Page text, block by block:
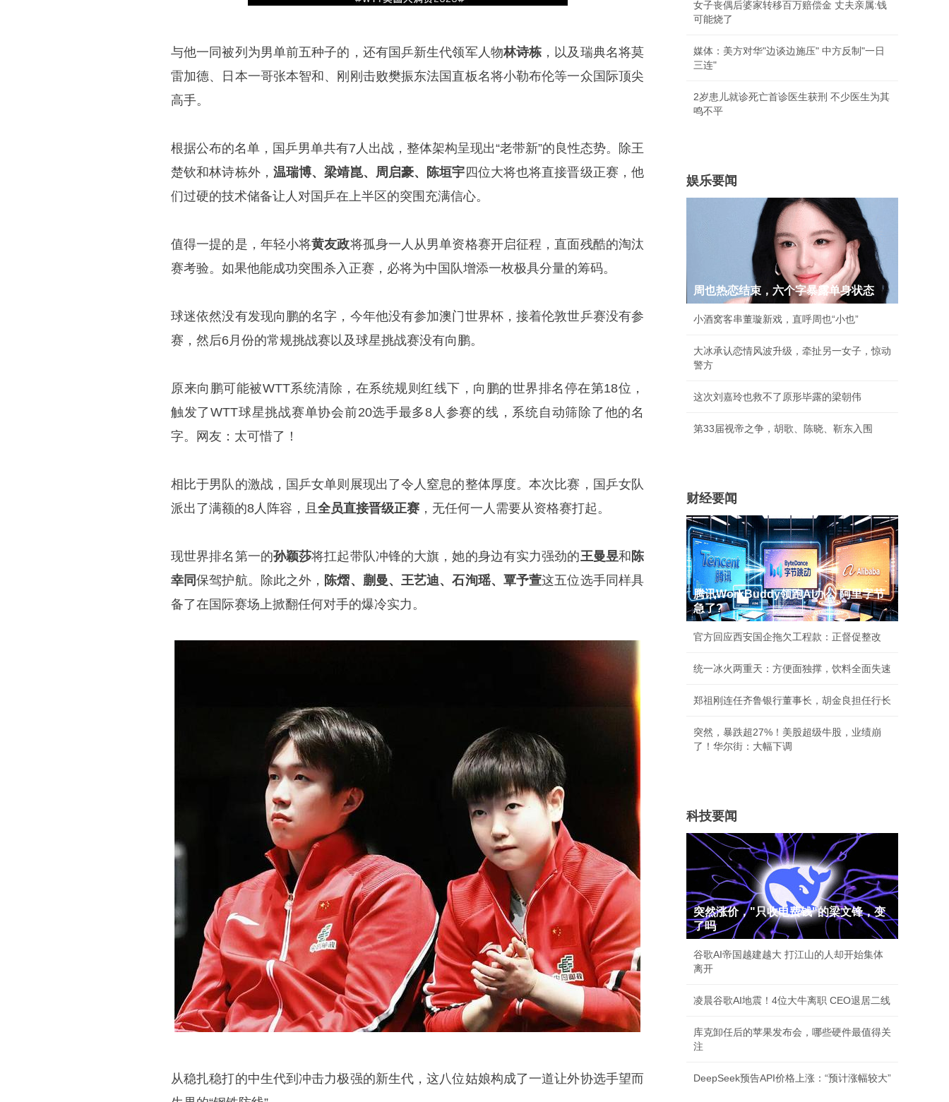
与他一同被列为男单前五种子的，还有国乒新生代领军人物林诗栋 ，以及瑞典名将莫
雷加德、日本一哥张本智和、刚刚击败樊振东法国直板名将小勒布伦等一众国际顶尖
高手。
根据公布的名单，国乒男单共有7人出战，整体架构呈现出“老带新”的良性态势。除王
楚钦和林诗栋外， 温瑞博、梁靖崑、周启豪、陈垣宇 四位大将也将直接晋级正赛，他
们过硬的技术储备让人对国乒在上半区的突围充满信心。
值得一提的是，年轻小将黄友政将孤身一人从男单资格赛开启征程，直面残酷的淘汰
赛考验。如果他能成功突围杀入正赛，必将为中国队增添一枚极具分量的筹码。
球迷依然没有发现向鹏的名字，今年他没有参加澳门世界杯，接着伦敦世乒赛没有参
赛，然后6月份的常规挑战赛以及球星挑战赛没有向鹏。
原来向鹏可能被WTT系统清除，在系统规则红线下，向鹏的世界排名停在第18位，
触发了WTT球星挑战赛单协会前20选手最多8人参赛的线，系统自动筛除了他的名
字。网友：太可惜了！
相比于男队的激战，国乒女单则展现出了令人窒息的整体厚度。本次比赛，国乒女队
派出了满额的8人阵容，且 全员直接晋级正赛 ，无任何一人需要从资格赛打起。
现世界排名第一的孙颖莎将扛起带队冲锋的大旗，她的身边有实力强劲的王曼昱和 陈
幸同保驾护航。除此之外， 陈熠、蒯曼、王艺迪、石洵瑶、覃予萱这五位选手同样具
备了在国际赛场上掀翻任何对手的爆冷实力。
从稳扎稳打的中生代到冲击力极强的新生代，这八位姑娘构成了一道让外协选手望而
女子丧偶后婆家转移百万赔偿金 丈夫亲属:钱
可能烧了
媒体：美方对华"边谈边施压" 中方反制"一日
三连"
2岁患儿就诊死亡首诊医生获刑 不少医生为其
鸣不平
娱乐要闻
周也热恋结束，六个字暴露单身状态
小酒窝客串董璇新戏，直呼周也“小也”
大冰承认恋情风波升级，牵扯另一女子，惊动
警方
这次刘嘉玲也救不了原形毕露的梁朝伟
第33届视帝之争，胡歌、陈晓、靳东入围
财经要闻
腾讯WorkBuddy领跑AI办公 阿里字节
急了?
官方回应西安国企拖欠工程款：正督促整改
统一冰火两重天：方便面独撑，饮料全面失速
郑祖刚连任齐鲁银行董事长，胡金良担任行长
突然，暴跌超27%！美股超级牛股，业绩崩
了！华尔街：大幅下调
科技要闻
突然涨价，"只收电费钱"的梁文锋，变
了吗
谷歌AI帝国越建越大 打江山的人却开始集体
离开
凌晨谷歌AI地震！4位大牛离职 CEO退居二线
库克卸任后的苹果发布会，哪些硬件最值得关
注
DeepSeek预告API价格上涨：“预计涨幅较大”